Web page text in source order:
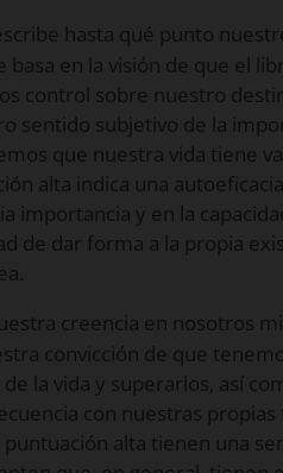
hasta qué punto
en la visión de que el
control sobre nuestro
sentido subjetivo de la
que nuestra vida tiene
alta indica una
importancia y en la
de dar forma a la propia
creencia en nosotros
convicción de que
la vida y superarlos, así
con nuestras propias
alta tienen una